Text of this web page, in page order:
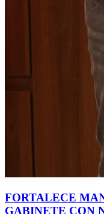
FORTALECE
GABINETE CON